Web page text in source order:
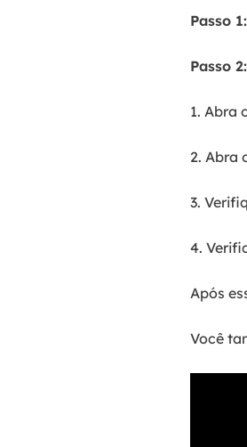
Passo
Passo
1. Abra
2. Abra
3.
4.
Após
Você